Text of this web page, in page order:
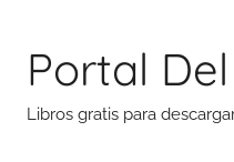
contenido
Portal
Libros gratis para